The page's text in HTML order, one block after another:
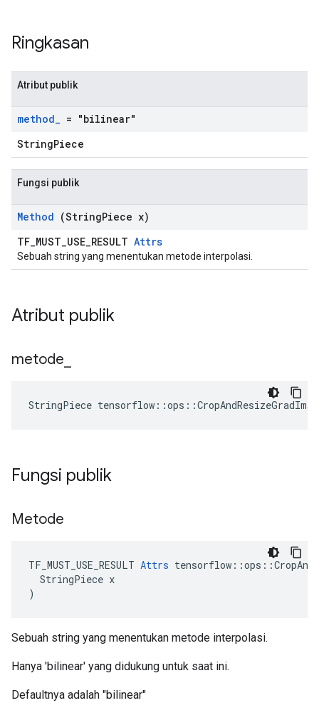
Ringkasan
Atribut publik
method_ = "bilinear"
StringPiece
Fungsi publik
Method (StringPiece x)
TF_MUST_USE_RESULT Attrs
Sebuah string yang menentukan metode interpolasi.
Atribut publik
metode
StringPiece
Fungsi publik
Metode
TF_MUST_USE_RESULT Attrs
  StringPiece x
)
Sebuah string yang menentukan metode interpolasi.
Hanya 'bilinear' yang didukung untuk saat ini.
Defaultnya adalah "bilinear"